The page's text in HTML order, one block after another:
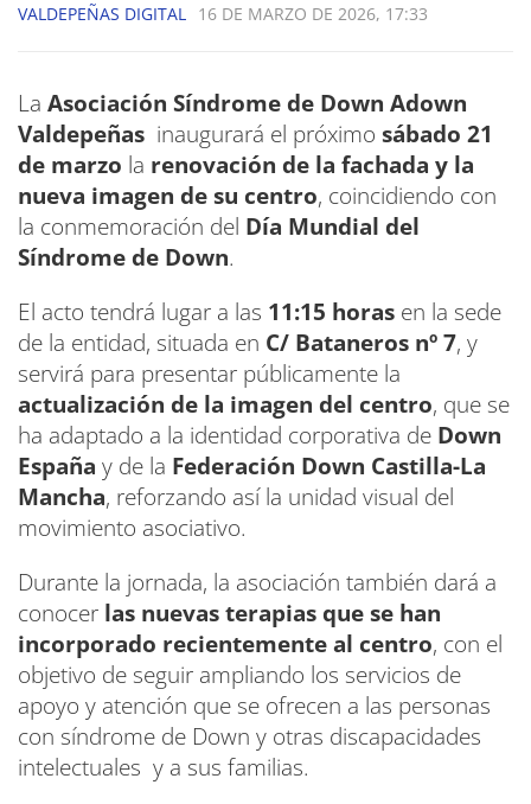
VALDEPEÑAS DIGITAL 16 DE MARZO DE 2026, 17:33
La Asociación Síndrome de Down Adown
Valdepeñas inaugurará el próximo sábado 21
de marzo la renovación de la fachada y la
nueva imagen de su centro, coincidiendo con
la conmemoración del Día Mundial del
Síndrome de Down.
El acto tendrá lugar a las 11:15 horas en la sede
de la entidad, situada en C/ Bataneros nº 7, y
servirá para presentar públicamente la
actualización de la imagen del centro, que se
ha adaptado a la identidad corporativa de Down
España y de la Federación Down Castilla-La
Mancha, reforzando así la unidad visual del
movimiento asociativo.
Durante la jornada, la asociación también dará a
conocer las nuevas terapias que se han
incorporado recientemente al centro, con el
objetivo de seguir ampliando los servicios de
apoyo y atención que se ofrecen a las personas
con síndrome de Down y otras discapacidades
intelectuales y a sus familias.